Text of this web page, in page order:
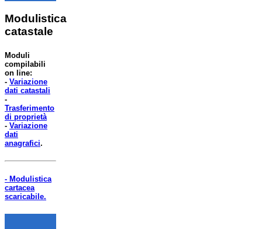
Modulistica
catastale
Moduli
compilabili
on line:
- Variazione
dati catastali
-
Trasferimento
di proprietà
- Variazione
dati
anagrafici.
- Modulistica
cartacea
scaricabile.